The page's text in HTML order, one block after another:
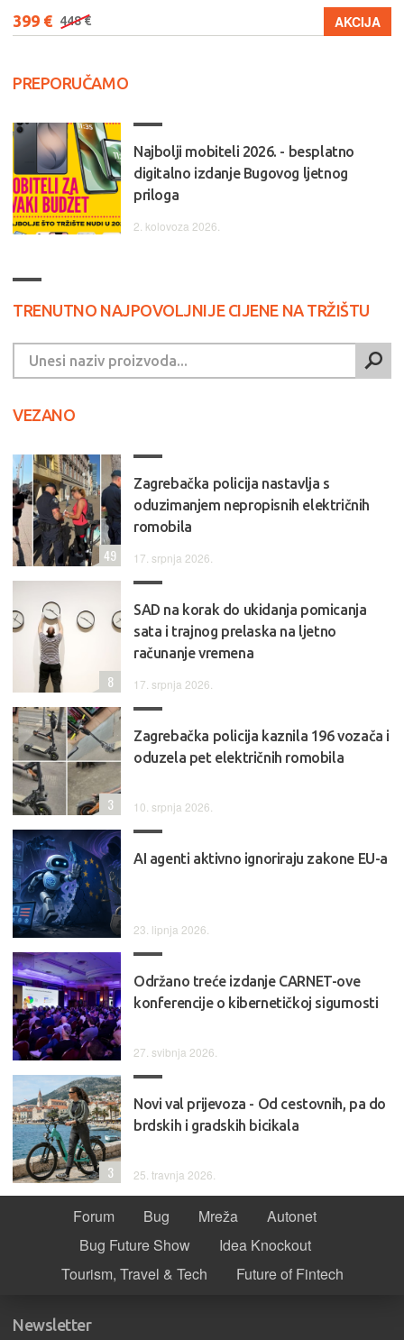
399 € 448 € AKCIJA
PREPORUČAMO
Najbolji mobiteli 2026. - besplatno
digitalno izdanje Bugovog ljetnog
priloga
2. kolovoza 2026.
TRENUTNO NAJPOVOLJNIJE CIJENE NA TRŽIŠTU
VEZANO
Zagrebačka policija nastavlja s
oduzimanjem nepropisnih električnih
romobila
17. srpnja 2026.
49
SAD na korak do ukidanja pomicanja
sata i trajnog prelaska na ljetno
računanje vremena
17. srpnja 2026.
8
Zagrebačka policija kaznila 196 vozača i
oduzela pet električnih romobila
10. srpnja 2026.
3
AI agenti aktivno ignoriraju zakone EU-a
23. lipnja 2026.
Održano treće izdanje CARNET-ove
konferencije o kibernetičkoj sigurnosti
27. svibnja 2026.
Novi val prijevoza - Od cestovnih, pa do
brdskih i gradskih bicikala
25. travnja 2026.
3
Forum Bug Mreža
Autonet
Bug Future Show
Idea Knockout
Tourism, Travel & Tech
Future of Fintech
Newsletter